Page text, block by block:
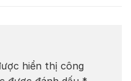
hiển thị công